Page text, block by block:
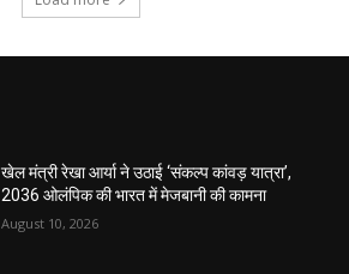
खेल मंत्री रेखा आर्या ने उठाई ‘संकल्प कांवड़ यात्रा’,
2036 ओलंपिक की भारत में मेजबानी की कामना
August 10, 2026